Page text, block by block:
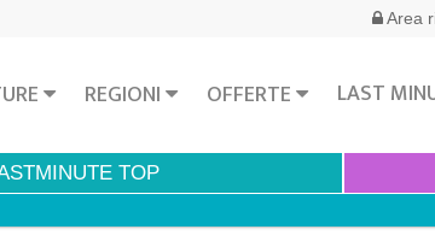
Area
REGIONI OFFERTE LAST
TOP